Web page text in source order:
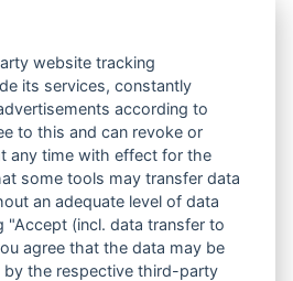
vonQuadro Office Nord – Ihr
.
website tracking
its services, constantly
according to
to this and can revoke or
any time with effect for the
some tools may transfer data
an adequate level of data
"Accept (incl. data transfer to
agree that the data may be
by the respective third-party